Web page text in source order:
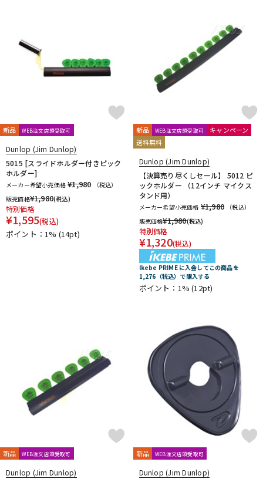
新品 WEB注文店頭受取可
Dunlop (Jim Dunlop)
5015 [スライドホルダー付きピック
ホルダー]
メーカー希望小売価格 ¥1,980
（税込）
販売価格¥1,980(税込)
特別価格
¥1,595(税込)
ポイント：1% (14pt)
新品 WEB注文店頭受取可
キャンペーン
送料無料
Dunlop (Jim Dunlop)
【決算売り尽くしセール】 5012 ピ
ックホルダー （12インチ マイクス
タンド用）
メーカー希望小売価格 ¥1,980
（税込）
販売価格¥1,980(税込)
特別価格
¥1,320(税込)
Ikebe PRIME に入会してこの商品を
1,276（税込）で購入する
ポイント：1%(12pt)
新品 WEB注文店頭受取可
Dunlop (Jim Dunlop)
新品 WEB注文店頭受取可
Dunlop (Jim Dunlop)